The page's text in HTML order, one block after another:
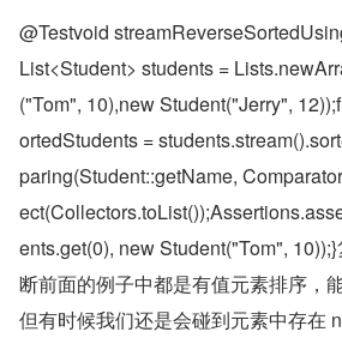
@Testvoid
List<Student> students =
("Tom", 10),new Student("Jerry",
ortedStudents =
paring(Student::getName,
ents.get(0), new Student("Tom",
断前面的例子中都是有值元素排序，
但有时候我们还是会碰到元素中存在